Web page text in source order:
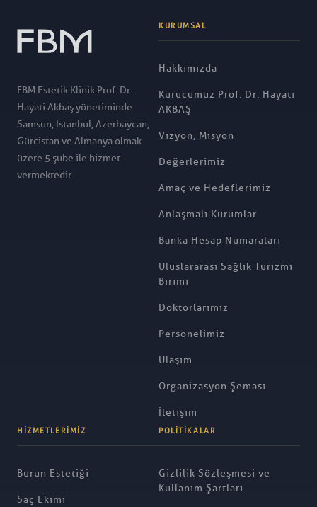
FBM Estetik Klinik Prof. Dr.
Hayati Akbaş yönetiminde
Samsun, Istanbul, Azerbaycan,
Gürcistan ve Almanya olmak
üzere 5 şube ile hizmet
vermektedir.
KURUMSAL
Hakkımızda
Kurucumuz Prof. Dr. Hayati
AKBAŞ
Vizyon, Misyon
Değerlerimiz
Amaç ve Hedeflerimiz
Anlaşmalı Kurumlar
Banka Hesap Numaraları
Uluslararası Sağlık Turizmi
Birimi
Doktorlarımız
Personelimiz
Ulaşım
Organizasyon Şeması
İletişim
HIZMETLERIMIZ
Burun Estetiği
Saç Ekimi
POLITIKALAR
Gizlilik Sözleşmesi ve
Kullanım Şartları